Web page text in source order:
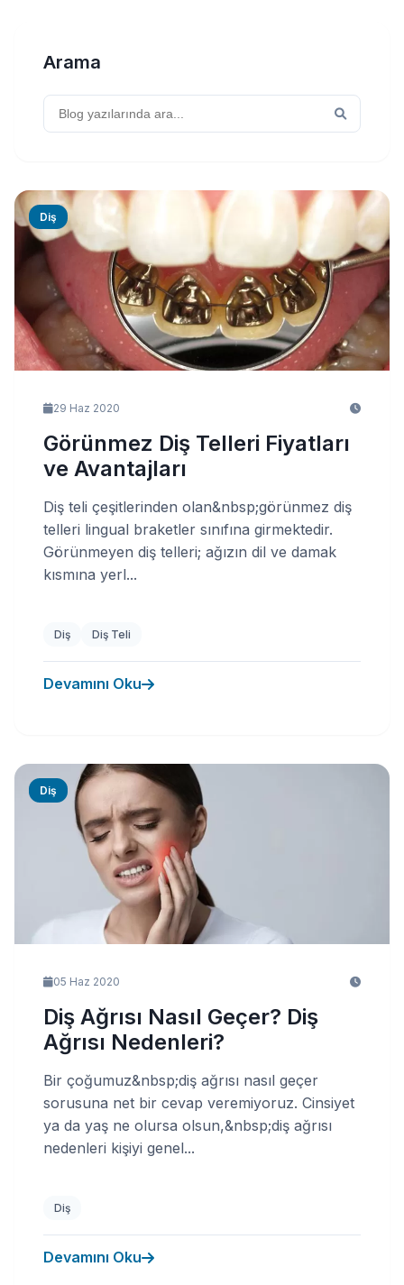
Arama
Diş
29 Haz 2020
Görünmez Diş Telleri Fiyatları
ve Avantajları
Diş teli çeşitlerinden olan&nbsp;görünmez diş
telleri lingual braketler sınıfına girmektedir.
Görünmeyen diş telleri; ağızın dil ve damak
kısmına yerl...
Diş Diş Teli
Devamını Oku
Diş
05 Haz 2020
Diş Ağrısı Nasıl Geçer? Diş
Ağrısı Nedenleri?
Bir çoğumuz&nbsp;diş ağrısı nasıl geçer
sorusuna net bir cevap veremiyoruz. Cinsiyet
ya da yaş ne olursa olsun,&nbsp;diş ağrısı
nedenleri kişiyi genel...
Diş
Devamını Oku